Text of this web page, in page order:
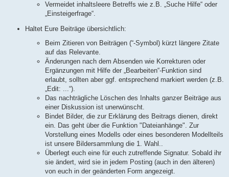
Vermeidet inhaltsleere Betreffs wie z.B. „Suche Hilfe“ oder
„Einsteigerfrage“.
Haltet Eure Beiträge übersichtlich:
Beim Zitieren von Beiträgen (“-Symbol) kürzt längere Zitate
auf das Relevante.
Änderungen nach dem Absenden wie Korrekturen oder
Ergänzungen mit Hilfe der „Bearbeiten“-Funktion sind
erlaubt, sollten aber ggf. entsprechend markiert werden (z.B.
„Edit: ...“).
Das nachträgliche Löschen des Inhalts ganzer Beiträge aus
einer Diskussion ist unerwünscht.
Bindet Bilder, die zur Erklärung des Beitrags dienen, direkt
ein. Das geht über die Funktion "Dateianhänge". Zur
Vorstellung eines Modells oder eines besonderen Modellteils
ist unsere Bildersammlung die 1. Wahl..
Überlegt euch eine für euch zutreffende Signatur. Sobald ihr
sie ändert, wird sie in jedem Posting (auch in den älteren)
von euch in der geänderten Form angezeigt.